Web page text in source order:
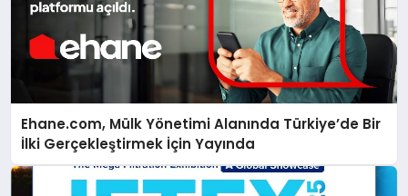
Ehane.com, Mülk Yönetimi Alanında Türkiye’de Bir
İlki Gerçekleştirmek İçin Yayında